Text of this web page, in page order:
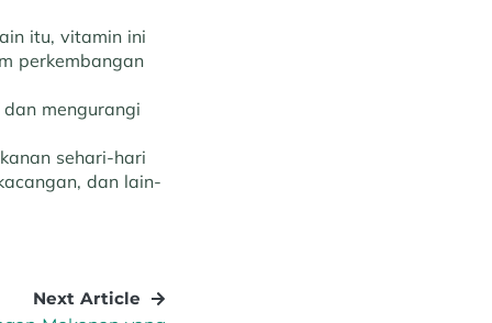
itu, vitamin ini
perkembangan
mengurangi
sehari-hari
dan lain-
Next Article